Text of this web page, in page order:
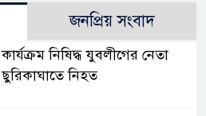
জনপ্রিয় সংবাদ
কার্যক্রম নিষিদ্ধ যুবলীগের নেতা
ছুরিকাঘাতে নিহত